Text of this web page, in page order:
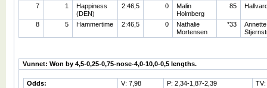
7 1
Happiness
(DEN)
2:46,5 0
Malin
Holmberg
85
8 5 Hammertime 2:46,5 0
Nathalie
Mortensen
*33
Annette
Vunnet: Won by 4,5-0,25-0,75-nose-4,0-10,0-0,5 lengths.
Odds: V: 7,98 P: 2,34-1,87-2,39
TV: